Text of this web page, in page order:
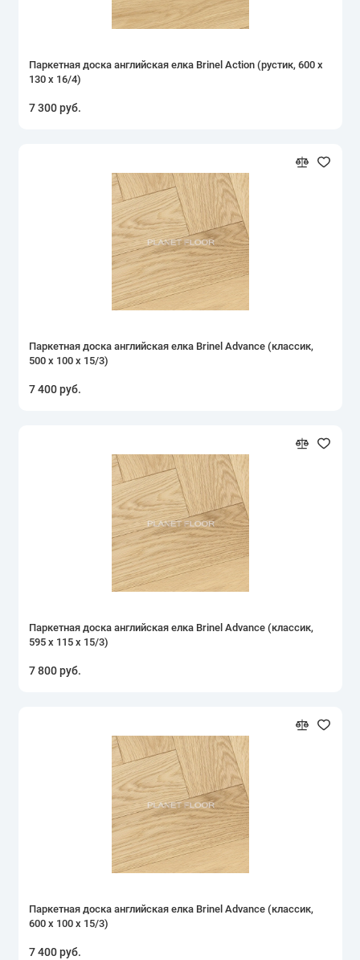
Паркетная доска английская елка Brinel Action (рустик, 600 х
130 х 16/4)
7 300 руб.
Паркетная доска английская елка Brinel Advance (классик,
500 х 100 х 15/3)
7 400 руб.
Паркетная доска английская елка Brinel Advance (классик,
595 х 115 х 15/3)
7 800 руб.
Паркетная доска английская елка Brinel Advance (классик,
600 х 100 х 15/3)
7 400 руб.